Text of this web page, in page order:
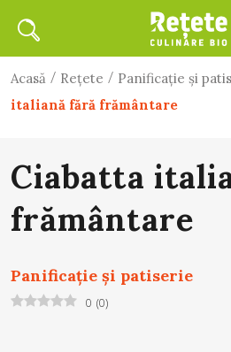
Acasă / Rețete / Panificaţie şi
italiană fără frământare
Ciabatta
frământare
Panificaţie şi patiserie
0 (0)